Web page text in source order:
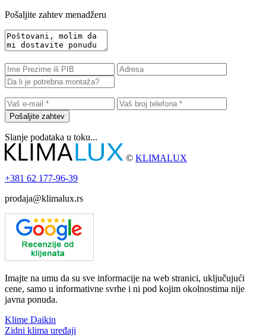
Pošaljite zahtev menadžeru
Pošaljite zahtev
Slanje podataka u toku...
© KLIMALUX
+381 62 177-96-39
prodaja@klimalux.rs
Imajte na umu da su sve informacije na web stranici, uključujući
cene, samo u informativne svrhe i ni pod kojim okolnostima nije
javna ponuda.
Klime Daikin
Zidni klima uređaji